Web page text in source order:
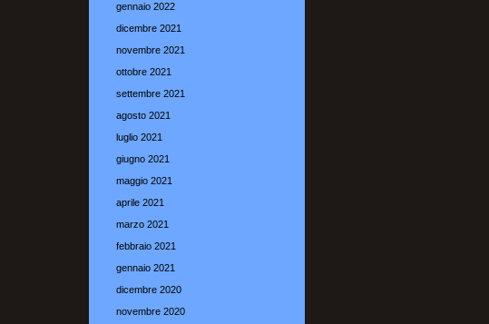
gennaio 2022
dicembre 2021
novembre 2021
ottobre 2021
settembre 2021
agosto 2021
luglio 2021
giugno 2021
maggio 2021
aprile 2021
marzo 2021
febbraio 2021
gennaio 2021
dicembre 2020
novembre 2020